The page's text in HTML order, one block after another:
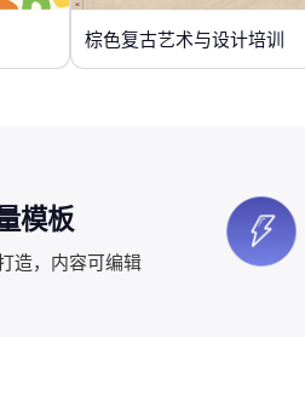
棕色复古艺术与设计培训
模板
造，内容可编辑